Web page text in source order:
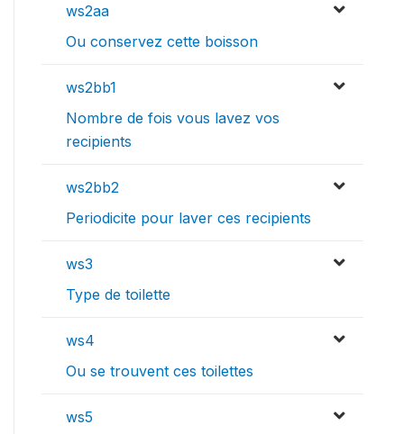
ws2aa
Ou conservez cette boisson
ws2bb1
Nombre de fois vous lavez vos
recipients
ws2bb2
Periodicite pour laver ces recipients
ws3
Type de toilette
ws4
Ou se trouvent ces toilettes
ws5